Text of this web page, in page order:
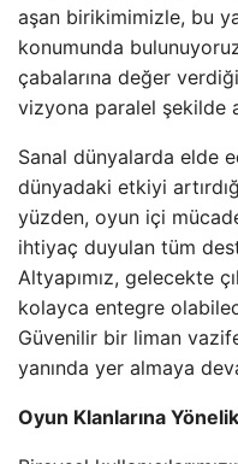
aşan birikimimizle, bu
konumunda
çabalarına değer
vizyona paralel şekilde
Sanal dünyalarda elde
dünyadaki etkiyi
yüzden, oyun içi
ihtiyaç duyulan tüm
Altyapımız, gelecekte
kolayca entegre
Güvenilir bir liman
yanında yer almaya
Oyun Klanlarına